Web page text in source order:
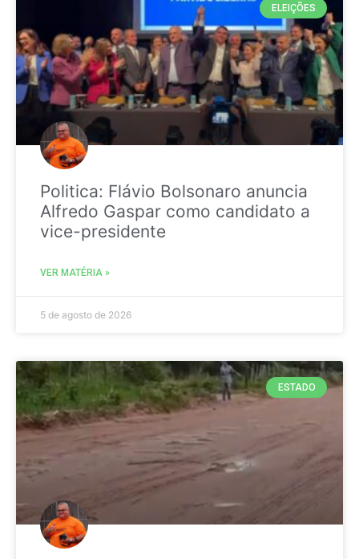
ELEIÇÕES
Politica: Flávio Bolsonaro anuncia
Alfredo Gaspar como candidato a
vice-presidente
VER MATÉRIA »
5 de agosto de 2026
ESTADO